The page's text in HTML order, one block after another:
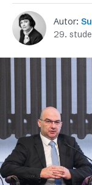
Autor:
29.